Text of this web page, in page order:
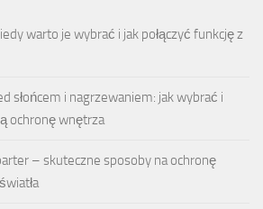
warto je wybrać i jak połączyć funkcję z
słońcem i nagrzewaniem: jak wybrać i
ochronę wnętrza
– skuteczne sposoby na ochronę